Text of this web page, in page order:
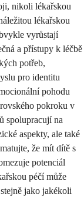
nikoli lékařskou
lékařskou
vyrůstají
a přístupy k léčbě
potřeb,
pro identitu
pohodu
pokroku v
spolupracují na
aspekty, ale také
že mít dítě s
potenciál
péčí může
jako jakékoli